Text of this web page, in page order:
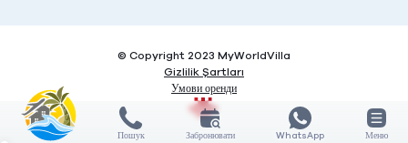
© Copyright 2023 MyWorldVilla
Gizlilik Şartları
Умови оренди
Пошук Забронювати WhatsApp Меню